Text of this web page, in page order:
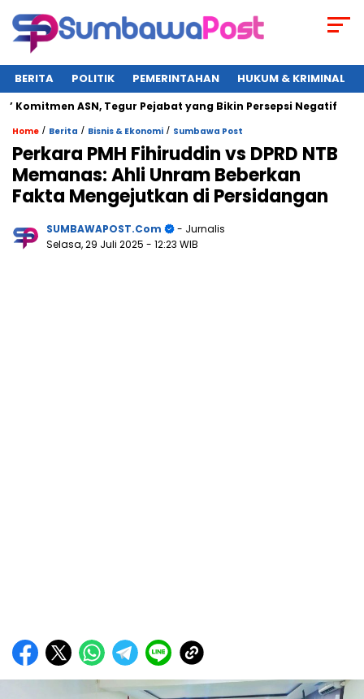
BERITA POLITIK PEMERINTAHAN HUKUM & KRIMINAL
ASN, Tegur Pejabat yang Bikin Persepsi Negatif
Home / Berita / Bisnis & Ekonomi / Sumbawa Post
Perkara PMH Fihiruddin vs DPRD NTB
Memanas: Ahli Unram Beberkan
Fakta Mengejutkan di Persidangan
SUMBAWAPOST.com
- Jurnalis
Selasa, 29 Juli 2025 - 12:23 WIB